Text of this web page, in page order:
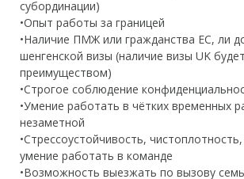
субординации)
•Опыт работы за границей
•Наличие ПМЖ или гражданства ЕС, ли
шенгенской визы (наличие визы UK будет
преимуществом)
•Строгое соблюдение
•Умение работать в чётких временных
незаметной
•Стрессоустойчивость,
умение работать в команде
•Возможность выезжать по вызову